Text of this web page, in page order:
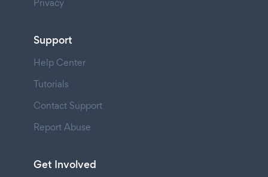
Privacy
Support
Help Center
Tutorials
Contact Support
Report Abuse
Get Involved